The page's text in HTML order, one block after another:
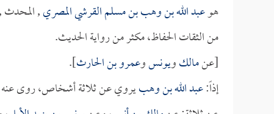
هوعبد الله بن وهب بن مسلم القرشي المصري, المحدث
من الثقات الحفاظ، مكثر من رواية الحديث.
[عنمالكويونسوعمرو بن الحارث].
إذاً:عبد الله بن وهبيروي عن ثلاثة أشخاص، روى عنه